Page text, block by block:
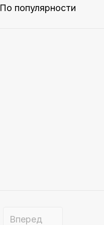
По популярности
Вперед